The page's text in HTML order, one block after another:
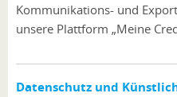
Kommunikations- und
unsere Plattform „Meine
Datenschutz und